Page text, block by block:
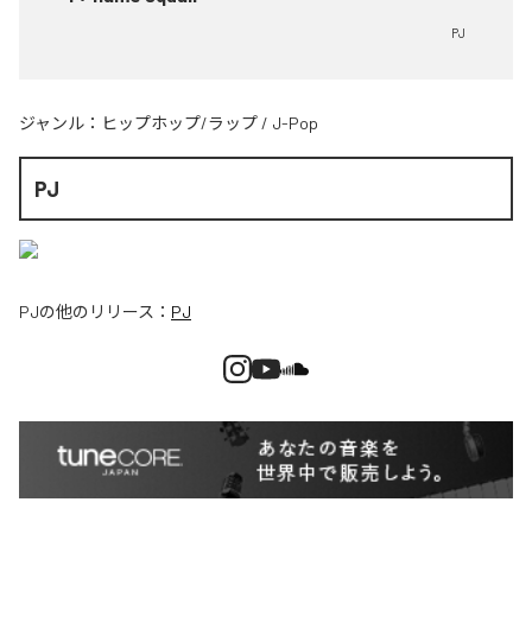
PJ
ジャンル： ヒップホップ/ラップ / J-Pop
PJ
PJの他のリリース： PJ